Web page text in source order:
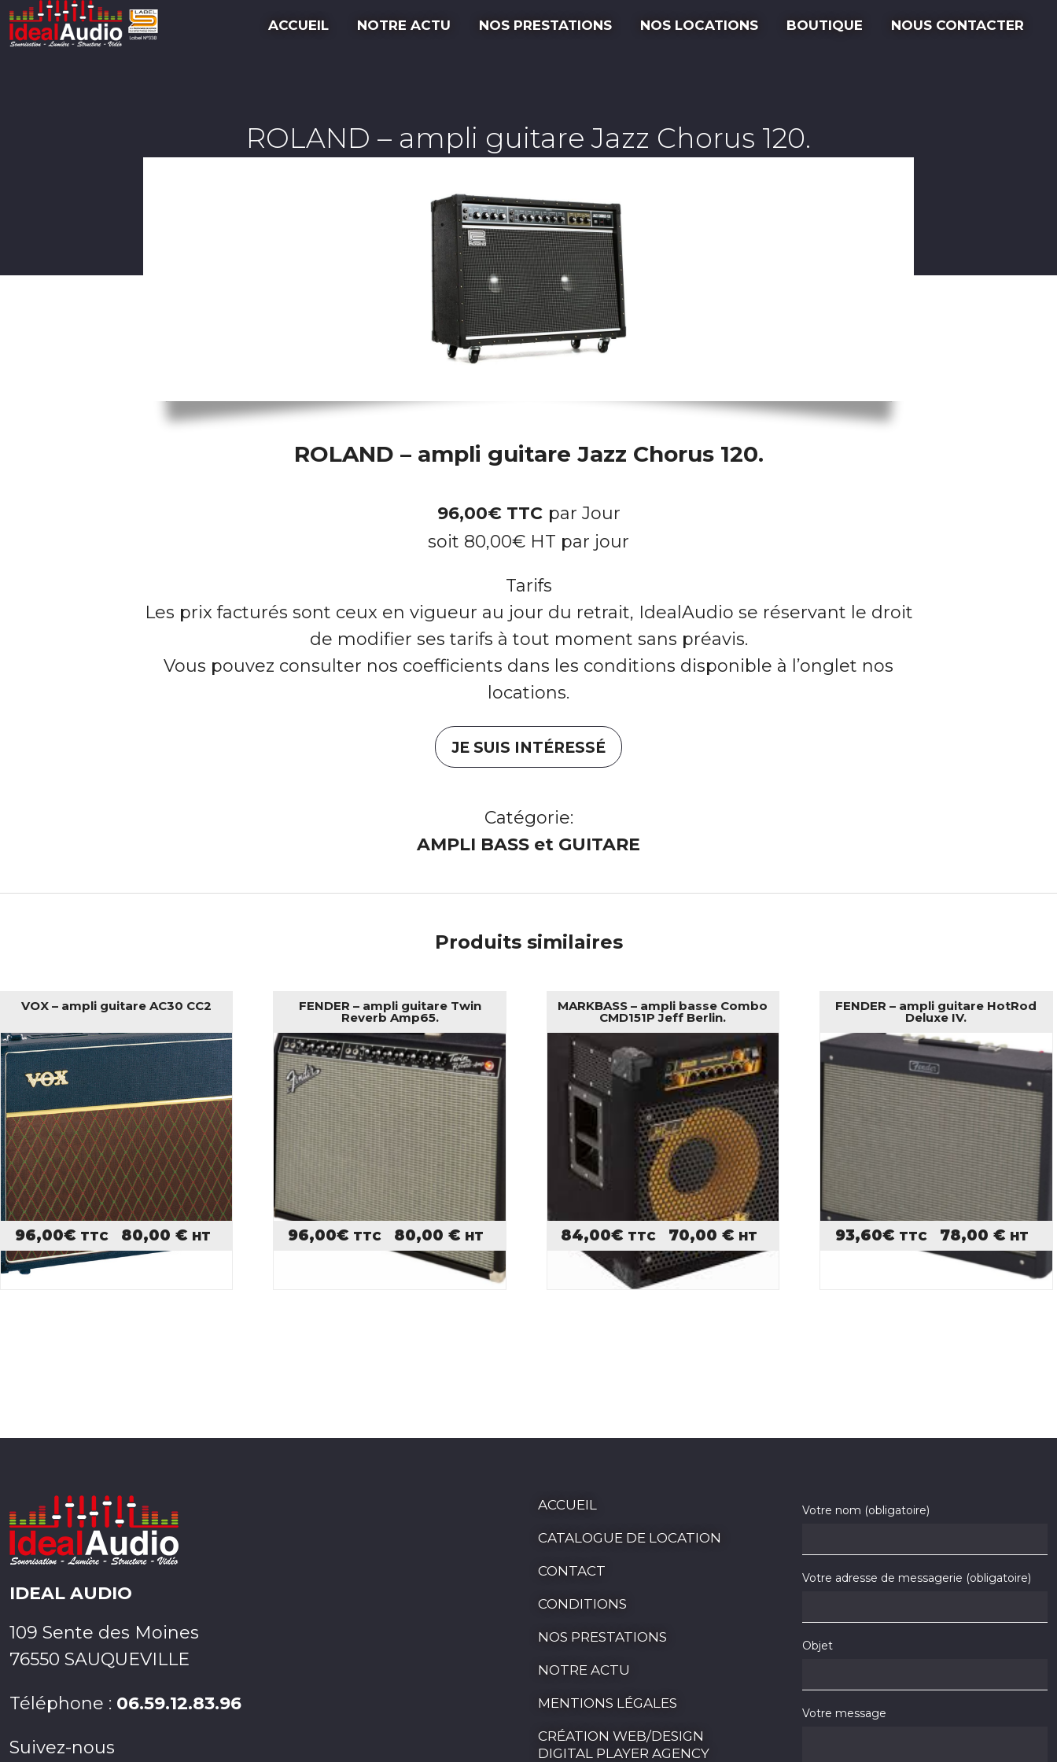
ACCUEIL NOTRE ACTU NOS PRESTATIONS NOS LOCATIONS BOUTIQUE NOUS CONTACTER
ROLAND – ampli guitare Jazz Chorus 120.
ROLAND – ampli guitare Jazz Chorus 120.
96,00€ TTC par Jour
soit 80,00€ HT par jour
Tarifs
Les prix facturés sont ceux en vigueur au jour du retrait, IdealAudio se réservant le droit
de modifier ses tarifs à tout moment sans préavis.
Vous pouvez consulter nos coefficients dans les conditions disponible à l’onglet nos
locations.
JE SUIS INTÉRESSÉ
Catégorie:
AMPLI BASS et GUITARE
Produits similaires
VOX – ampli guitare AC30 CC2
96,00€ TTC 80,00 € HT
FENDER – ampli guitare Twin
Reverb Amp65.
96,00€ TTC 80,00€ HT
MARKBASS – ampli basse Combo
CMD151P Jeff Berlin.
84,00€ TTC 70,00 € HT
FENDER – ampli guitare HotRod
Deluxe IV.
93,60€ TTC 78,00€ HT
IDEAL AUDIO
109 Sente des Moines
76550 SAUQUEVILLE
Téléphone : 06.59.12.83.96
Suivez-nous
ACCUEIL
CATALOGUE DE LOCATION
CONTACT
CONDITIONS
NOS PRESTATIONS
NOTRE ACTU
MENTIONS LÉGALES
CRÉATION WEB/DESIGN
DIGITAL PLAYER AGENCY
Votre nom (obligatoire)
Votre adresse de messagerie (obligatoire)
Objet
Votre message